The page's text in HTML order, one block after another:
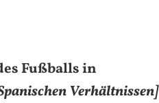
Fußballs in
Verhältnissen]